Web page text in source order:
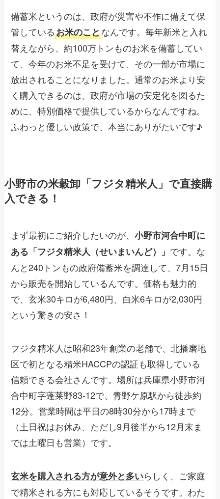
備蓄米というのは、政府が災害や不作に備えて保
管しているお米のことなんです。毎年新米と入れ
替えながら、約100万トンものお米を備蓄してい
て、今年のお米不足を受けて、その一部が市場に
放出されることになりました。通常のお米より安
く購入できるのは、政府が市場の安定化を図るた
めに、特別価格で提供しているからなんですね。
ふわっと優しい政策で、本当にありがたいです♪
小野市の米穀卸「フジタ精米人」で直接購
入できる！
まず最初にご紹介したいのが、小野市河合中町に
ある「フジタ精米人（せいまいんど）」 です。な
んと240トンもの政府備蓄米を調達して、7月15日
から販売を開始しているんです。価格も魅力的
で、玄米30キロが6,480円、白米6キロが2,030円
という驚きの安さ！
フジタ精米人は昭和23年創業の老舗で、北播磨地
区で初となる精米HACCPの認証も取得している
信頼できる会社さんです。場所は兵庫県小野市河
合中町字蓬莱野83-12で、青野ケ原駅から徒歩約
12分。営業時間は平日の8時30分から17時まで
（土日祝はお休み、ただし9月後半から12月末ま
では土曜日も営業）です。
玄米を購入される方が意外と多いらしく、ご家庭
で精米される方にも対応しているそうです。わた